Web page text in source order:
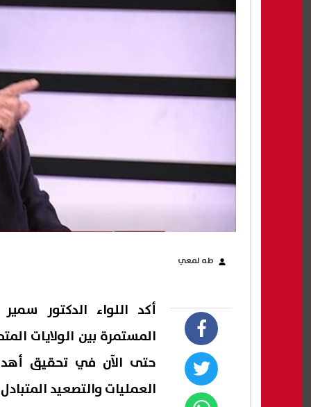
طه لمعي
أكد اللواء الدكتور
المستمرة بين الولايات
حتى الآن في تحقيق
العمليات والتصعيد المتبادل منذ